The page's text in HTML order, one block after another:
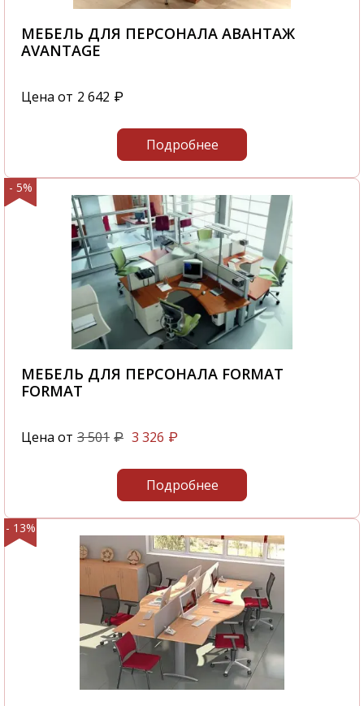
МЕБЕЛЬ ДЛЯ ПЕРСОНАЛА АВАНТАЖ
AVANTAGE
Цена от 2 642 ₽
Подробнее
- 5%
МЕБЕЛЬ ДЛЯ ПЕРСОНАЛА FORMAT
FORMAT
Цена от 3 501 ₽ 3 326 ₽
Подробнее
- 13%